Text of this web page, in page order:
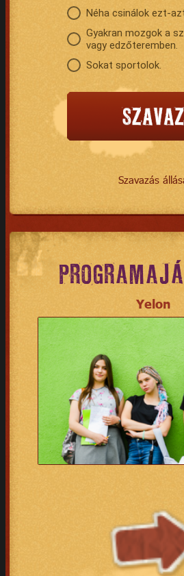
Néha csinálok ezt-
Gyakran mozgok a
vagy edzőteremben.
Sokat sportolok.
Szavazás
Yelon